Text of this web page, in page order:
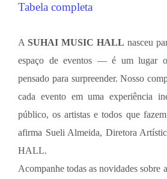
Tabela completa
A SUHAI MUSIC HALL nasceu
espaço de eventos — é um lugar
pensado para surpreender. Nosso
cada evento em uma experiência
público, os artistas e todos que
afirma Sueli Almeida, Diretora
HALL.
Acompanhe todas as novidades sobre